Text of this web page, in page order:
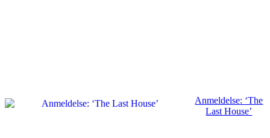
Anmeldelse: ‘The
Last House’